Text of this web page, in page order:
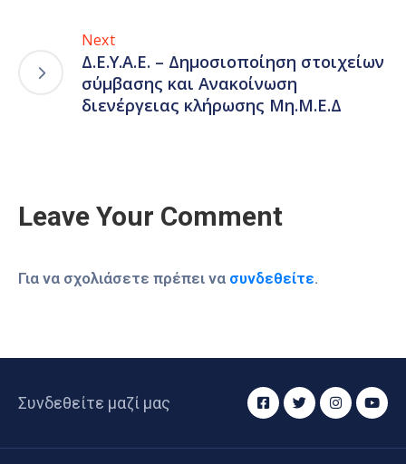
Next
Δ.Ε.Υ.Α.Ε. – Δημοσιοποίηση στοιχείων
σύμβασης και Ανακοίνωση
διενέργειας κλήρωσης Μη.Μ.Ε.Δ
Leave Your Comment
Για να σχολιάσετε πρέπει να συνδεθείτε.
Συνδεθείτε μαζί μας